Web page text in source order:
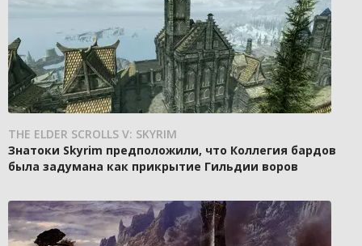
THE ELDER SCROLLS V: SKYRIM
Знатоки Skyrim предположили, что Коллегия бардов
была задумана как прикрытие Гильдии воров